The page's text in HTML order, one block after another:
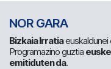
NOR GARA
Bizkaia Irratiaeuskaldunei
Programazino guztia
emitiduten da.